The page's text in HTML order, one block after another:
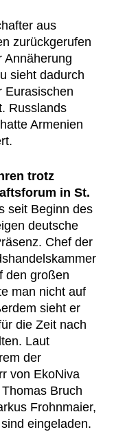
aus
zurückgerufen
Annäherung
sieht dadurch
Eurasischen
Russlands
Armenien
trotz
in St.
seit Beginn des
deutsche
Chef der
den großen
man nicht auf
sieht er
die Zeit nach
Laut
der
von EkoNiva
Bruch
Frohnmaier,
eingeladen.